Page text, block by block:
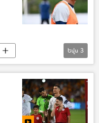
Եվս 3